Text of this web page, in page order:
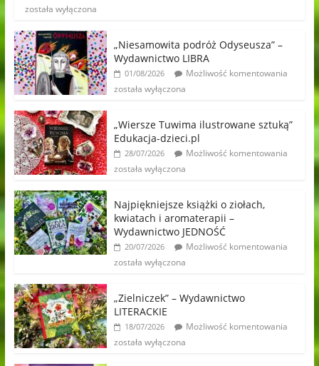
została wyłączona
„Niesamowita podróż Odyseusza” –
Wydawnictwo LIBRA
01/08/2026
Możliwość komentowania
została wyłączona
„Wiersze Tuwima ilustrowane sztuką”
Edukacja-dzieci.pl
28/07/2026
Możliwość komentowania
została wyłączona
Najpiękniejsze książki o ziołach,
kwiatach i aromaterapii –
Wydawnictwo JEDNOŚĆ
20/07/2026
Możliwość komentowania
została wyłączona
„Zielniczek” – Wydawnictwo
LITERACKIE
18/07/2026
Możliwość komentowania
została wyłączona